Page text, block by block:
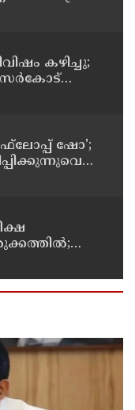
കഴിച്ചു;
'ഫ്‌ലോപ്പ് ഷോ';
അടച്ചുപൂട്ടി